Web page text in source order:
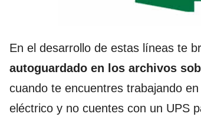
En el desarrollo de estas líneas te
autoguardado en los archivos
cuando te encuentres trabajando
eléctrico y no cuentes con un UPS